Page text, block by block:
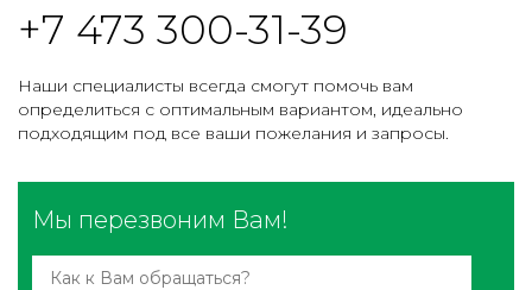
+7 473 300-31-39
Наши специалисты всегда смогут помочь вам
определиться с оптимальным вариантом, идеально
подходящим под все ваши пожелания и запросы.
Мы перезвоним Вам!